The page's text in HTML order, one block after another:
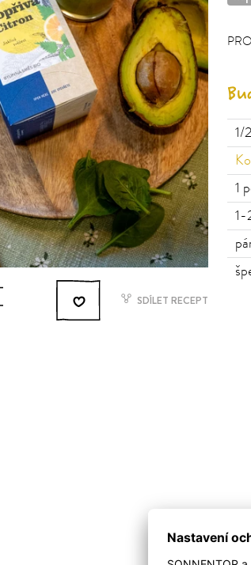
SDÍLET RECEPT
PRO
1/2
1
1-